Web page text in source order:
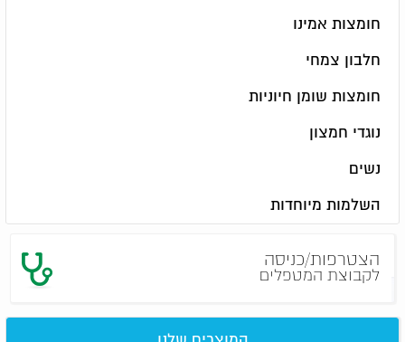
חומצות אמינו
חלבון צמחי
חומצות שומן חיוניות
נוגדי חמצון
נשים
השלמות מיוחדות
הצטרפות/כניסה
לקבוצת המטפלים